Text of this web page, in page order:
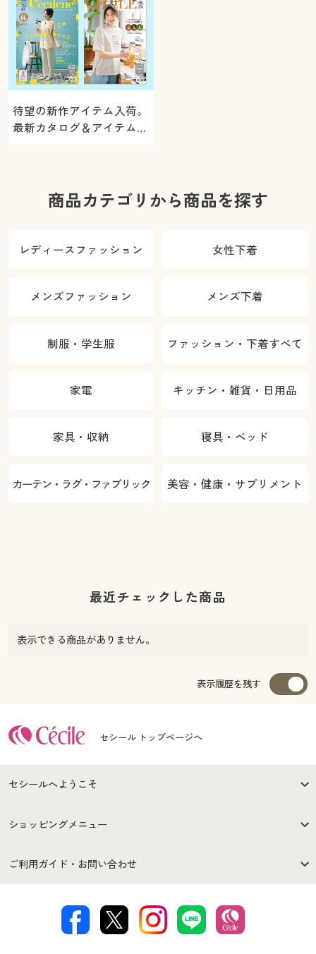
待望の新作アイテム入荷。
最新カタログ＆アイテムを
商品カテゴリから商品を探す
レディースファッション 女性下着
メンズファッション メンズ下着
制服・学生服 ファッション・下着すべて
家電 キッチン・雑貨・日用品
家具・収納 寝具・ベッド
カーテン・ラグ・ファブリック 美容・健康・サプリメント
最近チェックした商品
表示できる商品がありません。
表示履歴を残す
セシール トップページへ
セシールへようこそ
はじめての方へ
セシールご利用規約
著作権・商標について 会社案内
ショッピングメニュー
商品カテゴリ
ご利用ガイド・お問い合わせ
交換・返品は
お支払は